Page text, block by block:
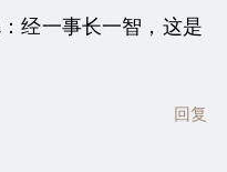
经一事长一智，这是
回复